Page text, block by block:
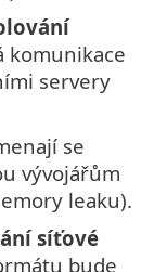
komunikace
servery
se
vývojářům
leaku).
síťové
bude